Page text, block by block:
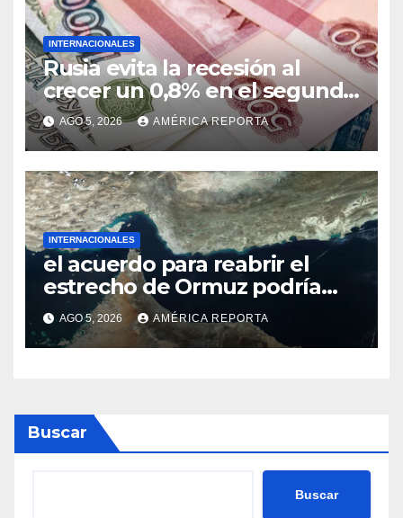
INTERNACIONALES
Rusia evita la recesión al
crecer un 0,8% en el segundo
trimestre
AGO 5, 2026 AMÉRICA REPORTA
INTERNACIONALES
el acuerdo para reabrir el
estrecho de Ormuz podría
concretarse esta semana
AGO 5, 2026 AMÉRICA REPORTA
Buscar
Buscar